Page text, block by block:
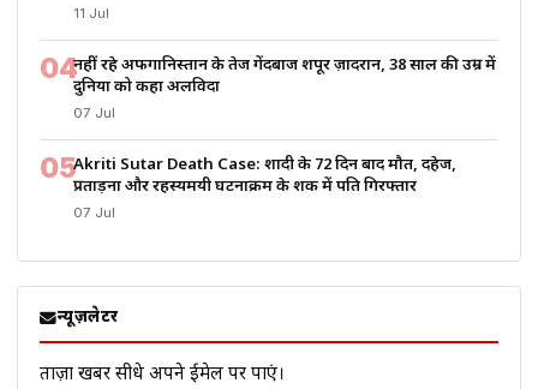
11 Jul
04नहीं रहे अफगानिस्तान के तेज गेंदबाज शपूर ज़ादरान, 38 साल की उम्र में
दुनिया को कहा अलविदा
07 Jul
05Akriti Sutar Death Case: शादी के 72 दिन बाद मौत, दहेज,
प्रताड़ना और रहस्यमयी घटनाक्रम के शक में पति गिरफ्तार
07 Jul
न्यूज़लेटर
ताज़ा खबरें सीधे अपने ईमेल पर पाएं।